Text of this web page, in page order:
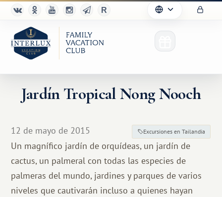
Jardín Tropical Nong Nooch
12 de mayo de 2015 Excursiones en Tailandia
Un magnífico jardín de orquídeas, un jardín de
cactus, un palmeral con todas las especies de
palmeras del mundo, jardines y parques de varios
niveles que cautivarán incluso a quienes hayan